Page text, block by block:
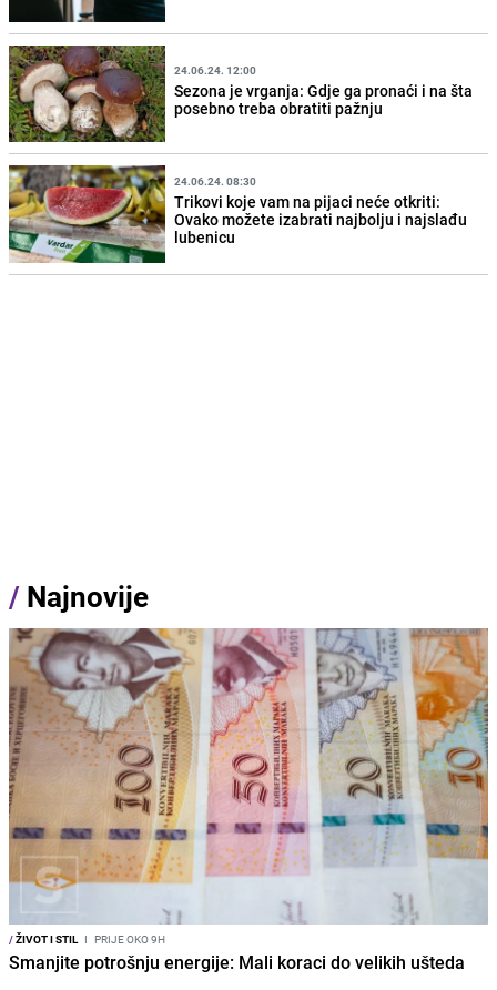
24.06.24. 12:00
Sezona je vrganja: Gdje ga pronaći i na šta
posebno treba obratiti pažnju
24.06.24. 08:30
Trikovi koje vam na pijaci neće otkriti:
Ovako možete izabrati najbolju i najslađu
lubenicu
/ Najnovije
/ŽIVOT I STIL I PRIJE OKO 9H
Smanjite potrošnju energije: Mali koraci do velikih ušteda